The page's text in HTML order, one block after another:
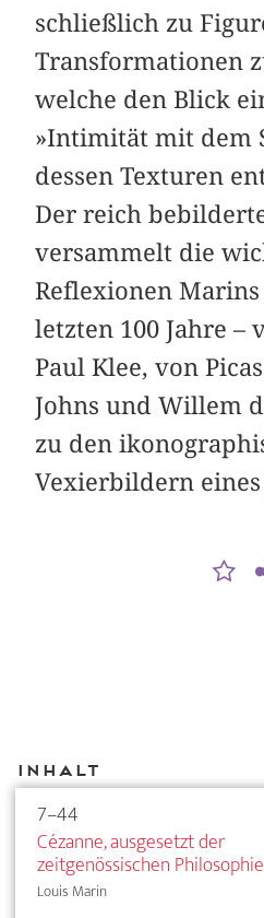
schließlich zu
Transformationen
welche den Blick
»Intimität mit dem
dessen Texturen
Der reich
versammelt die
Reflexionen
letzten 100 Jahre –
Paul Klee, von
Johns und Willem
zu den
Vexierbildern
Inhalt
7–44
Cézanne, ausgesetzt der
zeitgenössischen Philosophie
Louis Marin